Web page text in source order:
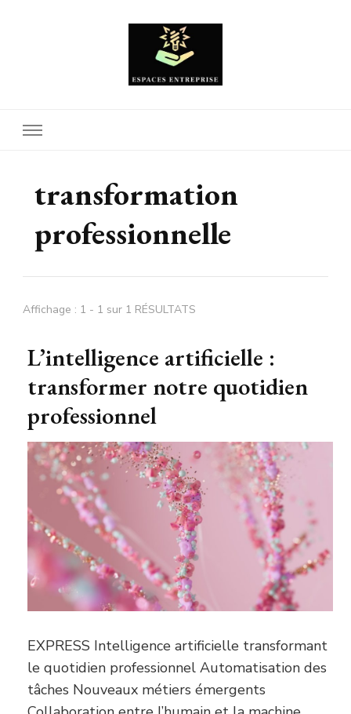
transformation
professionnelle
Affichage : 1 - 1 sur 1 RÉSULTATS
L’intelligence artificielle :
transformer notre quotidien
professionnel
EXPRESS Intelligence artificielle transformant
le quotidien professionnel Automatisation des
tâches Nouveaux métiers émergents